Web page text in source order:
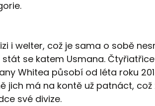
i welter, což je sama o sobě
stát se katem Usmana.
Whitea působí od léta roku
jich má na kontě už patnáct,
své divize.